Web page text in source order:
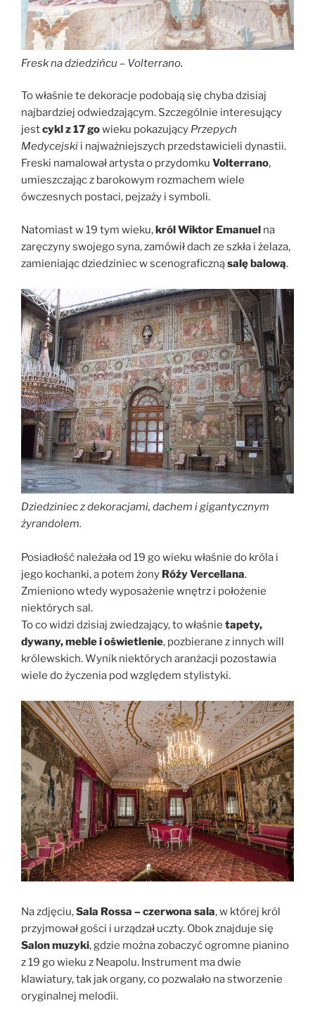
Fresk na dziedzińcu – Volterrano.
To właśnie te dekoracje podobają się chyba dzisiaj
najbardziej odwiedzającym. Szczególnie interesujący
jestcykl z 17 gowieku pokazujący Przepych
Medycejski i najważniejszych przedstawicieli dynastii.
Freski namalował artysta o przydomku Volterrano,
umieszczając z barokowym rozmachem wiele
ówczesnych postaci, pejzaży i symboli.
Natomiast w 19 tym wieku,król Wiktor Emanuel na
zaręczyny swojego syna, zamówił dach ze szkła i żelaza,
zamieniając dziedziniec w scenograficznąsalę balową.
Dziedziniec z dekoracjami, dachem i gigantycznym
żyrandolem.
Posiadłość należała od 19 go wieku właśnie do króla i
jego kochanki, a potem żony RóżyVercellana.
Zmieniono wtedy wyposażenie wnętrz i położenie
niektórych sal.
To co widzi dzisiaj zwiedzający, to właśnie tapety,
dywany, meble i oświetlenie, pozbierane z innych will
królewskich. Wynik niektórych aranżacji pozostawia
wiele do życzenia pod względem stylistyki.
Na zdjęciu,Sala Rossa – czerwona sala, w której król
przyjmował gości i urządzał uczty. Obok znajduje się
Salon muzyki, gdzie można zobaczyć ogromne pianino
z 19 go wieku z Neapolu. Instrument ma dwie
klawiatury, tak jak organy, co pozwalało na stworzenie
oryginalnej melodii.